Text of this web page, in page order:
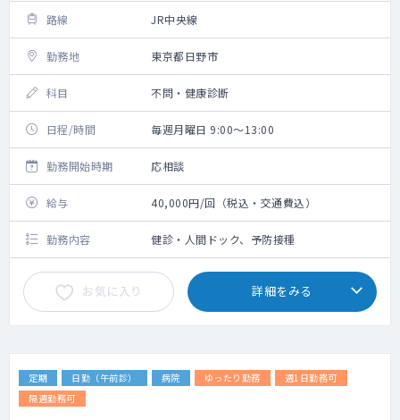
路線 JR中央線
勤務地 東京都日野市
科目 不問・健康診断
日程/時間 毎週月曜日 9:00～13:00
勤務開始時期 応相談
給与 40,000円/回（税込・交通費込）
勤務内容 健診・人間ドック、予防接種
お気に入り 詳細をみる
定期 日勤（午前診） 病院 ゆったり勤務
週1日勤務可
隔週勤務可